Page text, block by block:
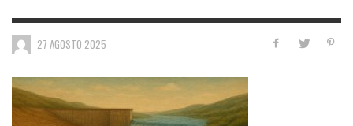
27 AGOSTO 2025